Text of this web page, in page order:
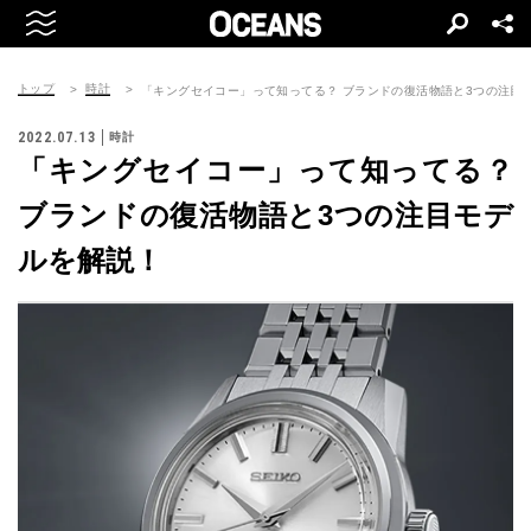
トップ 時計 「キングセイコー」って知ってる？ ブランドの復活物語と3つの注目
2022.07.13 時計
「キングセイコー」って知ってる？
ブランドの復活物語と3つの注目モデ
ルを解説！